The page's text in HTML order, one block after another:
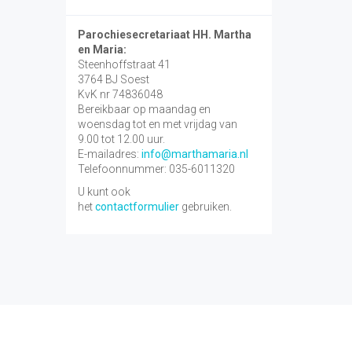
Parochiesecretariaat HH. Martha
en Maria:
Steenhoffstraat 41
3764 BJ Soest
KvK nr 74836048
Bereikbaar op maandag en
woensdag tot en met vrijdag van
9.00 tot 12.00 uur.
E-mailadres: info@marthamaria.nl
Telefoonnummer: 035-6011320
U kunt ook
hetcontactformuliergebruiken.